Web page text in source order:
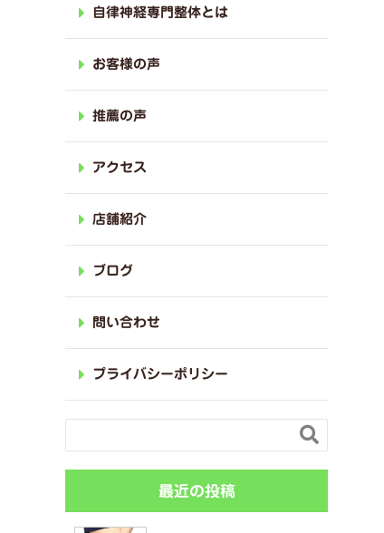
自律神経専門整体とは
お客様の声
推薦の声
アクセス
店舗紹介
ブログ
問い合わせ
プライバシーポリシー

最近の投稿